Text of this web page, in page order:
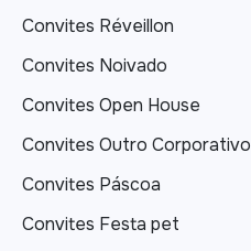
Convites Réveillon
Convites Noivado
Convites Open House
Convites Outro Corporativo
Convites Páscoa
Convites Festa pet